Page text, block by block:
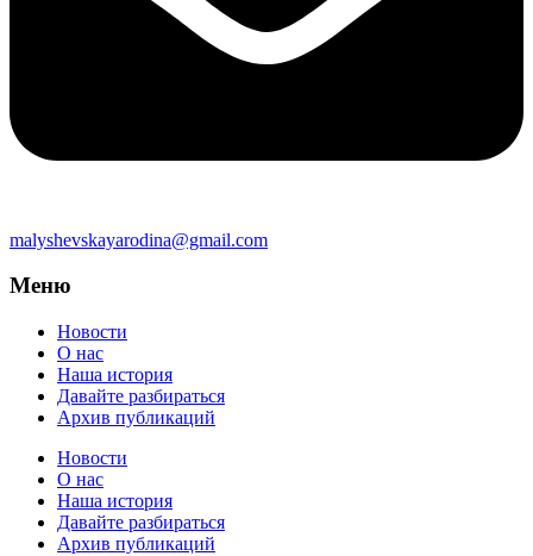
malyshevskayarodina@gmail.com
Меню
Новости
О нас
Наша история
Давайте разбираться
Архив публикаций
Новости
О нас
Наша история
Давайте разбираться
Архив публикаций